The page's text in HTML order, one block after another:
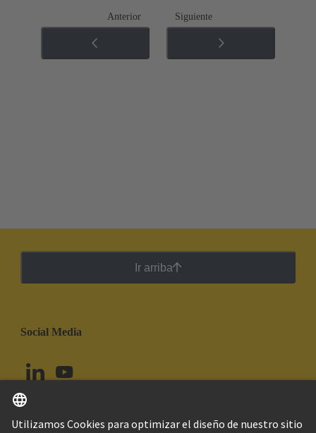
Anterior Siguiente
Ir arriba
Social Media